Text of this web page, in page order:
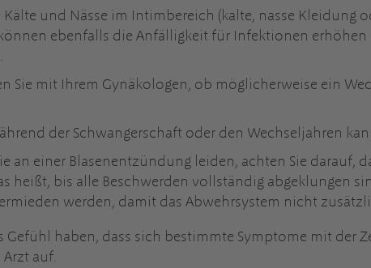
Kälte und Nässe im Intimbereich (kalte, nasse Kleidung
ebenfalls die Anfälligkeit für Infektionen
Sie mit Ihrem Gynäkologen, ob möglicherweise ein
der Schwangerschaft oder den Wechseljahren
an einer Blasenentzündung leiden, achten Sie
heißt, bis alle Beschwerden vollständig abgeklungen
werden, damit das Abwehrsystem nicht
Gefühl haben, dass sich bestimmte Symptome mit der
auf.